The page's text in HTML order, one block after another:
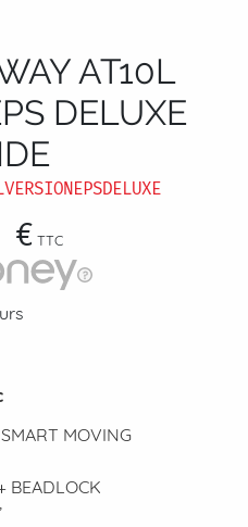
AT10L
DELUXE
€ TTC
SMART MOVING
BEADLOCK